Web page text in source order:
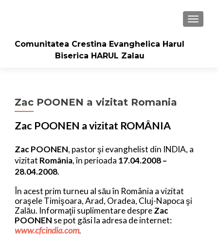
Comunitatea Crestina Evanghelica Harul
Biserica HARUL Zalau
Zac POONEN a vizitat Romania
Zac POONEN a vizitat ROMÂNIA
Zac POONEN, pastor şi evanghelist din INDIA, a
vizitat România, în perioada 17.04.2008 –
28.04.2008.
În acest prim turneu al său în România a vizitat
oraşele Timişoara, Arad, Oradea, Cluj-Napoca şi
Zalău. Informaţii suplimentare despreZac
POONEN se pot găsi la adresa de internet:
www.cfcindia.com.